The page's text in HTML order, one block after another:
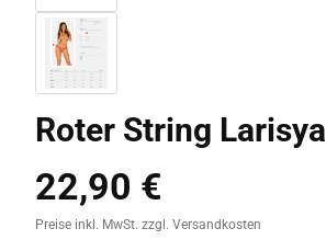
Roter String Larisya
Regulärer Preis:
22,90 €
Preise inkl. MwSt. zzgl. Versandkosten